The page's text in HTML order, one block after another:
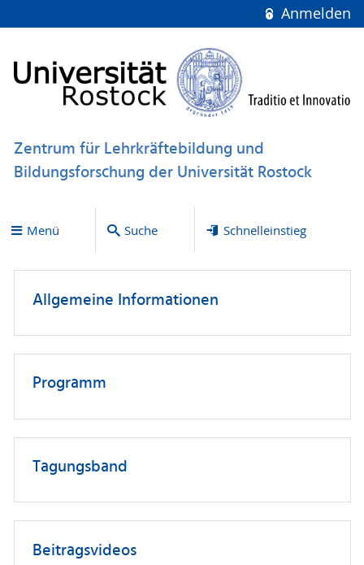
Anmelden
Zentrum für Lehrkräftebildung und
Bildungsforschung der Universität Rostock
Menü Suche Schnelleinstieg
Allgemeine Informationen
Programm
Tagungsband
Beitragsvideos